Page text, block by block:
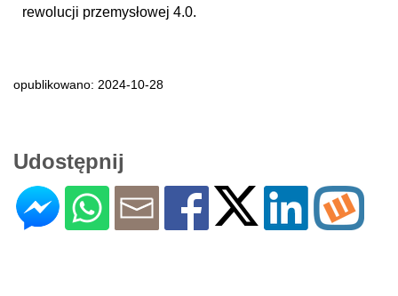
rewolucji przemysłowej 4.0.
opublikowano: 2024-10-28
Udostępnij